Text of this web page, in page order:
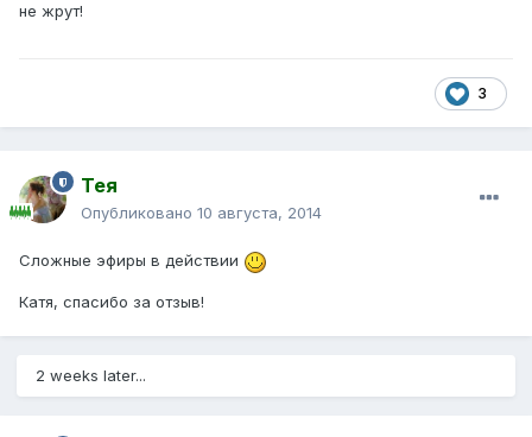
не жрут!
3
Тея
Опубликовано 10 августа, 2014
Сложные эфиры в действии
Катя, спасибо за отзыв!
2 weeks later...